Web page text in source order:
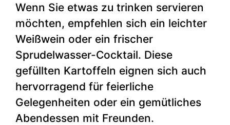
Wenn Sie etwas zu trinken servieren
möchten, empfehlen sich ein leichter
Weißwein oder ein frischer
Sprudelwasser-Cocktail. Diese
gefüllten Kartoffeln eignen sich auch
hervorragend für feierliche
Gelegenheiten oder ein gemütliches
Abendessen mit Freunden.